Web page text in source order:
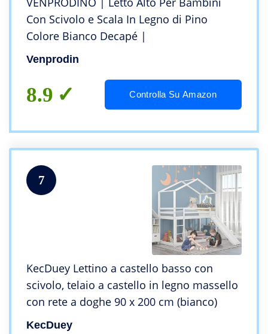
Con Scivolo e Scala In Legno di Pino
Colore Bianco Decapé |
Venprodin
8.9 Controlla Su Amazon
7
KecDuey Lettino a castello basso con
scivolo, telaio a castello in legno massello
con rete a doghe 90 x 200 cm (bianco)
KecDuey